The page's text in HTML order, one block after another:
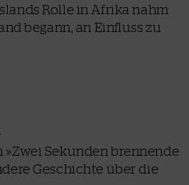
Rolle in Afrika nahm
begann, an Einfluss zu
»Zwei Sekunden brennende
Geschichte über die